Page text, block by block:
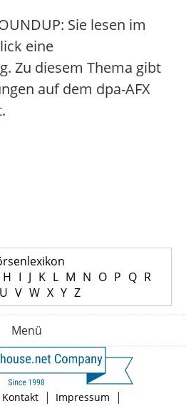
Sie lesen im
eine
Zu diesem Thema gibt
auf dem dpa-AFX
H I J K L M N O P Q R
U V W X Y Z
Menü
Kontakt | Impressum |